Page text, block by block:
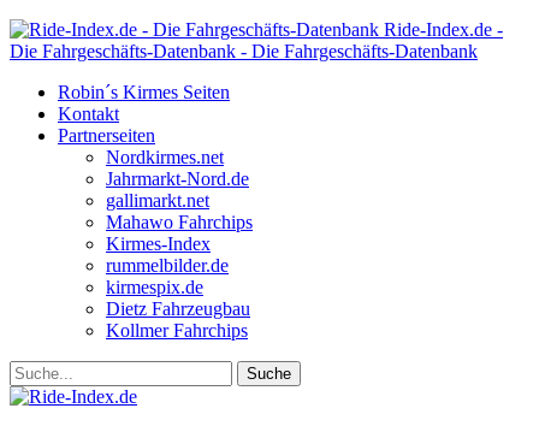
Ride-Index.de -
Die Fahrgeschäfts-Datenbank - Die Fahrgeschäfts-Datenbank
Robin´s Kirmes Seiten
Kontakt
Partnerseiten
Nordkirmes.net
Jahrmarkt-Nord.de
gallimarkt.net
Mahawo Fahrchips
Kirmes-Index
rummelbilder.de
kirmespix.de
Dietz Fahrzeugbau
Kollmer Fahrchips